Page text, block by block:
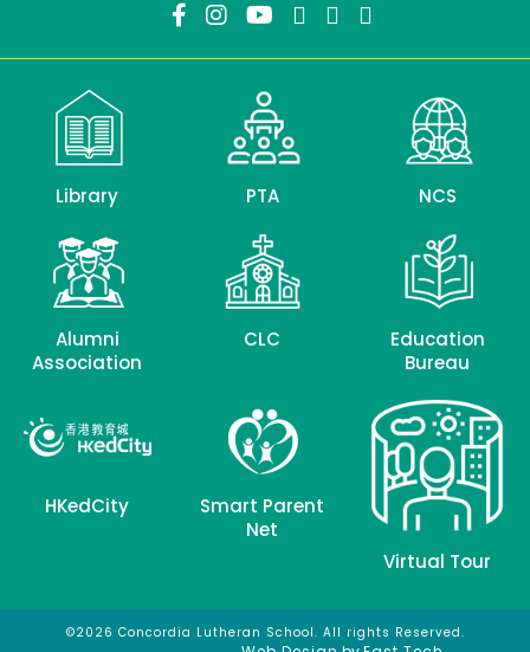
Library PTA NCS
Alumni
Association
CLC
Education
Bureau
HKedCity
Smart Parent
Net
Virtual Tour
©2026 Concordia Lutheran School. All rights Reserved.